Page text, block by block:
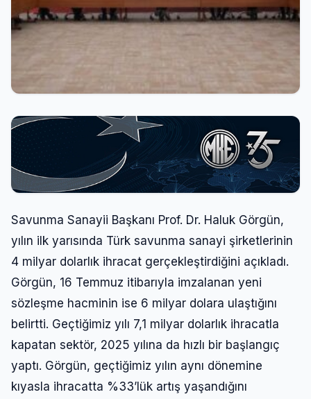
Savunma Sanayii Başkanı Prof. Dr. Haluk Görgün,
yılın ilk yarısında Türk savunma sanayi şirketlerinin
4 milyar dolarlık ihracat gerçekleştirdiğini açıkladı.
Görgün, 16 Temmuz itibarıyla imzalanan yeni
sözleşme hacminin ise 6 milyar dolara ulaştığını
belirtti. Geçtiğimiz yılı 7,1 milyar dolarlık ihracatla
kapatan sektör, 2025 yılına da hızlı bir başlangıç
yaptı. Görgün, geçtiğimiz yılın aynı dönemine
kıyasla ihracatta %33’lük artış yaşandığını